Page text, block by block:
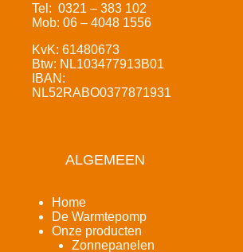
Tel: 0321 – 383 102
Mob: 06 – 4048 1556
KvK: 61480673
Btw: NL103477913B01
IBAN:
NL52RABO0377871931
ALGEMEEN
Home
De Warmtepomp
Onze producten
Zonnepanelen